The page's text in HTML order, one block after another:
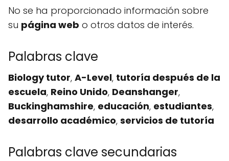
No se ha proporcionado información sobre
su página web o otros datos de interés.
Palabras clave
Biology tutor, A-Level, tutoría después de la
escuela, Reino Unido, Deanshanger,
Buckinghamshire, educación, estudiantes,
desarrollo académico, servicios de tutoría
Palabras clave secundarias